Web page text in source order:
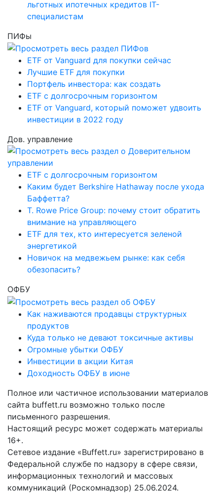
льготных ипотечных кредитов IT-
специалистам
ПИФы
ETF от Vanguard для покупки сейчас
Лучшие ETF для покупки
Портфель инвестора: как создать
ETF с долгосрочным горизонтом
ETF от Vanguard, который поможет удвоить
инвестиции в 2022 году
Дов. управление
ETF с долгосрочным горизонтом
Каким будет Berkshire Hathaway после ухода
Баффетта?
T. Rowe Price Group: почему стоит обратить
внимание на управляющего
ETF для тех, кто интересуется зеленой
энергетикой
Новичок на медвежьем рынке: как себя
обезопасить?
ОФБУ
Как наживаются продавцы структурных
продуктов
Куда только не девают токсичные активы
Огромные убытки ОФБУ
Инвестиции в акции Китая
Доходность ОФБУ в июне
Полное или частичное использовании материалов
сайта buffett.ru возможно только после
письменного разрешения.
Настоящий ресурс может содержать материалы
16+.
Сетевое издание «Buffett.ru» зарегистрировано в
Федеральной службе по надзору в сфере связи,
информационных технологий и массовых
коммуникаций (Роскомнадзор) 25.06.2024.